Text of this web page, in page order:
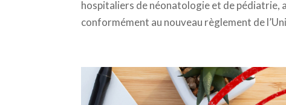
hospitaliers de néonatologie et de pédiatrie,
conformément au nouveau règlement de